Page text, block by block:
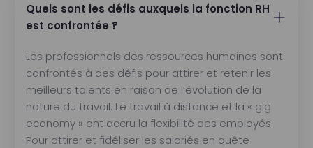
Quels sont les défis auxquels la fonction RH
est confrontée ?
Les professionnels des ressources humaines sont
confrontés à des défis pour attirer et retenir les
meilleurs talents en raison de l’évolution de la
nature du travail. Le travail à distance et la « gig
economy » ont accru la flexibilité des employés.
Pour attirer et fidéliser les salariés en quête